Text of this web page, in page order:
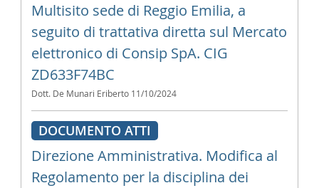
Multisito sede di Reggio Emilia, a
seguito di trattativa diretta sul Mercato
elettronico di Consip SpA. CIG
ZD633F74BC
Dott. De Munari Eriberto 11/10/2024
DOCUMENTO ATTI
Direzione Amministrativa. Modifica al
Regolamento per la disciplina dei